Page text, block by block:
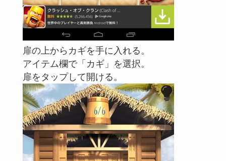
扉の上からカギを手に入れる。
アイテム欄で「カギ」を選択。
扉をタップして開ける。